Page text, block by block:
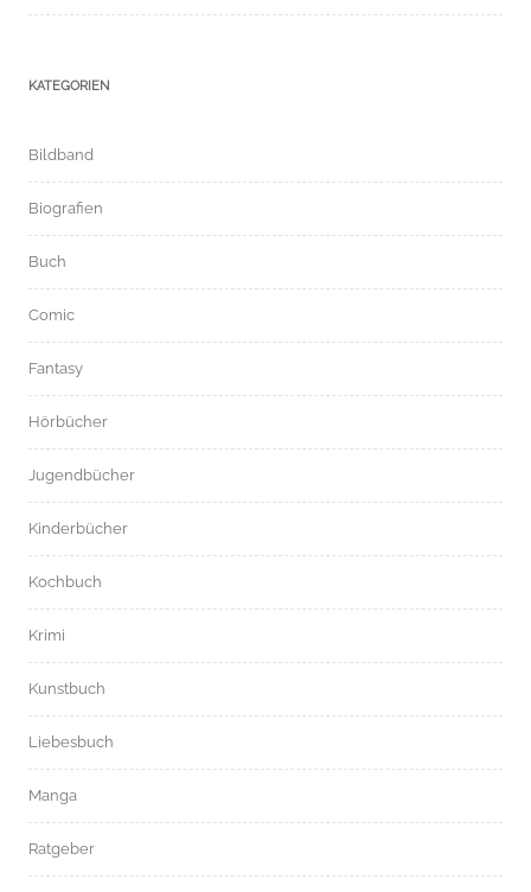
KATEGORIEN
Bildband
Biografien
Buch
Comic
Fantasy
Hörbücher
Jugendbücher
Kinderbücher
Kochbuch
Krimi
Kunstbuch
Liebesbuch
Manga
Ratgeber